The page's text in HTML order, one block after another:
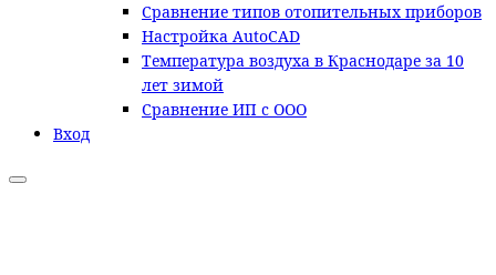
Сравнение типов отопительных приборов
Настройка AutoCAD
Температура воздуха в Краснодаре за 10
лет зимой
Сравнение ИП с ООО
Вход